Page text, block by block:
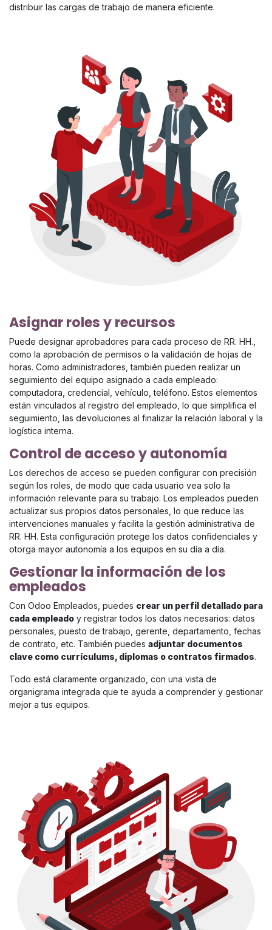
distribuir las cargas de trabajo de manera eficiente.
Asignar roles y recursos
Puede designar aprobadores para cada proceso de RR. HH.,
como la aprobación de permisos o la validación de hojas de
horas. Como administradores, también pueden realizar un
seguimiento del equipo asignado a cada empleado:
computadora, credencial, vehículo, teléfono. Estos elementos
están vinculados al registro del empleado, lo que simplifica el
seguimiento, las devoluciones al finalizar la relación laboral y la
logística interna.
Control de acceso y autonomía
Los derechos de acceso se pueden configurar con precisión
según los roles, de modo que cada usuario vea solo la
información relevante para su trabajo. Los empleados pueden
actualizar sus propios datos personales, lo que reduce las
intervenciones manuales y facilita la gestión administrativa de
RR. HH. Esta configuración protege los datos confidenciales y
otorga mayor autonomía a los equipos en su día a día.
Gestionar la información de los
empleados
Con Odoo Empleados, puedes crear un perfil detallado para
cada empleado y registrar todos los datos necesarios: datos
personales, puesto de trabajo, gerente, departamento, fechas
de contrato, etc. También puedes adjuntar documentos
clave como currículums, diplomas o contratos firmados.
Todo está claramente organizado, con una vista de
organigrama integrada que te ayuda a comprender y gestionar
mejor a tus equipos.